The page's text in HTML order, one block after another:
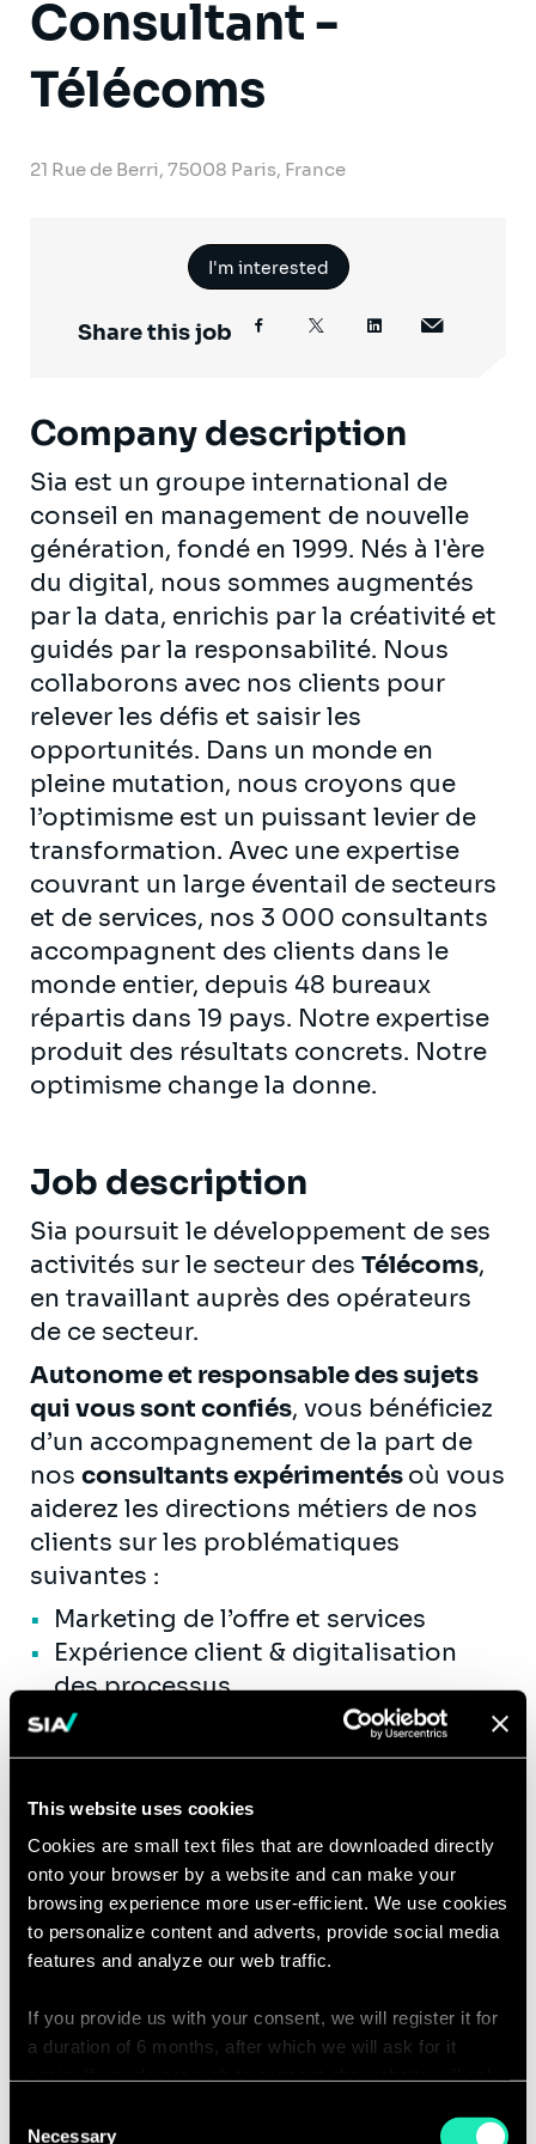
This website uses cookies
Cookies are small text files that are downloaded directly
onto your browser by a website and can make your
browsing experience more user-efficient. We use cookies
to personalize content and adverts, provide social media
features and analyze our web traffic.
If you provide us with your consent, we will register it for
a duration of 6 months, after which we will ask for it
personalized browsing experience.
Necessary
Consultant -
Télécoms
21 Rue de Berri, 75008 Paris, France
I'm interested
Share this job
Company description
Sia est un groupe international de
conseil en management de nouvelle
génération, fondé en 1999. Nés à l'ère
du digital, nous sommes augmentés
par la data, enrichis par la créativité et
guidés par la responsabilité. Nous
collaborons avec nos clients pour
relever les défis et saisir les
opportunités. Dans un monde en
pleine mutation, nous croyons que
l’optimisme est un puissant levier de
transformation. Avec une expertise
couvrant un large éventail de secteurs
et de services, nos 3 000 consultants
accompagnent des clients dans le
monde entier, depuis 48 bureaux
répartis dans 19 pays. Notre expertise
produit des résultats concrets. Notre
optimisme change la donne.
Job description
Sia poursuit le développement de ses
activités sur le secteur des Télécoms,
en travaillant auprès des opérateurs
de ce secteur.
Autonome et responsable des sujets
qui vous sont confiés, vous bénéficiez
d’un accompagnement de la part de
nos consultants expérimentés où vous
aiderez les directions métiers de nos
clients sur les problématiques
suivantes :
Marketing de l’offre et services
Expérience client & digitalisation
des processus
Transformation des organisations et
évolution des métiers et des
Gestion de projets transverses
Innovation digitale et objets
connectés
Vous serez également amené(e) à vous
impliquer dans la vie interne du
Le développement et le
renforcement de nos offres au